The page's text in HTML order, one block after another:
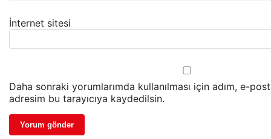
İnternet sitesi
Daha sonraki yorumlarımda kullanılması için adım, e-
adresim bu tarayıcıya kaydedilsin.